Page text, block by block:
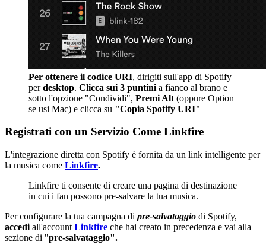
Per ottenere il codice URI, dirigiti sull'app di Spotify
perdesktop. Clicca sui 3 puntini a fianco al brano e
sotto l'opzione "Condividi", Premi Alt (oppure Option
se usi Mac) e clicca su "Copia Spotify URI"
Registrati con un Servizio Come Linkfire
L'integrazione diretta con Spotify è fornita da un link intelligente per
la musica come Linkfire.
Linkfire ti consente di creare una pagina di destinazione
in cui i fan possono pre-salvare la tua musica.
Per configurare la tua campagna di pre-salvataggio di Spotify,
accedi all'account Linkfire che hai creato in precedenza e vai alla
sezione di "pre-salvataggio".